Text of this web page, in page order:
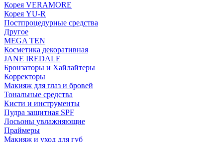
Корея VERAMORE
Корея YU-R
Постпроцедурные средства
Другое
MEGA TEN
Косметика декоративная
JANE IREDALE
Бронзаторы и Хайлайтеры
Корректоры
Макияж для глаз и бровей
Тональные средства
Кисти и инструменты
Пудра защитная SPF
Лосьоны увлажняющие
Праймеры
Макияж и уход для губ